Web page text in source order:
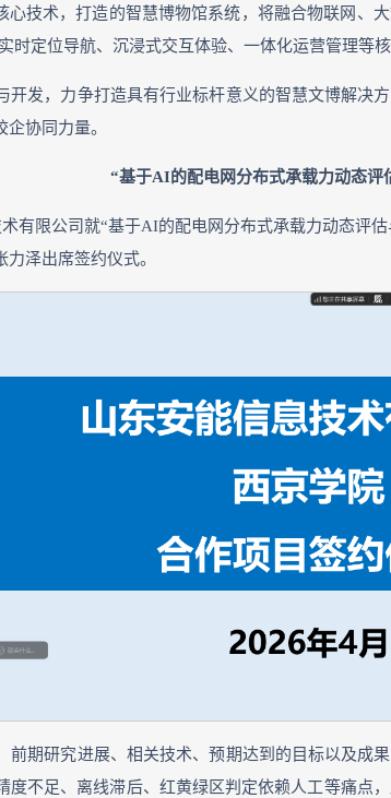
心技术，打造的智慧博物馆系统，将融合物联网
时定位导航、沉浸式交互体验、一体化运营管理等
开发，力争打造具有行业标杆意义的智慧文博解
协同力量。
“基于AI的配电网分布式承载力动态
有限公司就“基于AI的配电网分布式承载力动态评
泽出席签约仪式。
前期研究进展、相关技术、预期达到的目标以及
不足、离线滞后、红黄绿区判定依赖人工等痛